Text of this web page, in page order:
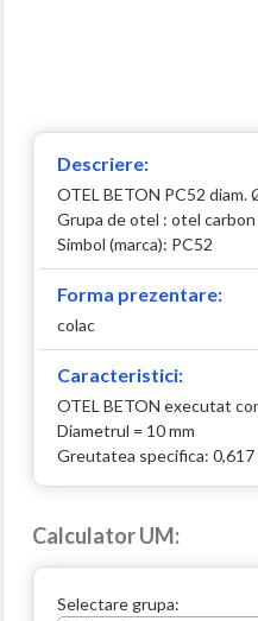
Descriere:
OTEL BETON PC52 diam.
Grupa de otel : otel
Simbol (marca): PC52
Forma prezentare:
colac
Caracteristici:
OTEL BETON executat
Diametrul = 10 mm
Greutatea specifica: 0,617
Calculator UM:
Selectare grupa: